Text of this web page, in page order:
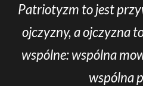
Patriotyzm to jest
ojczyzny, a ojczyzna
wspólne: wspólna
wspólna